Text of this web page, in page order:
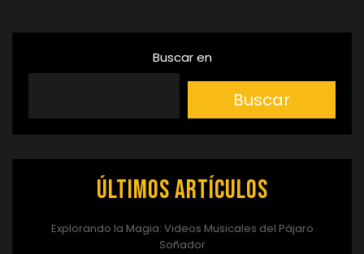
Buscar en
Buscar
Últimos artículos
Explorando la Magia: Videos Musicales del Pájaro
Soñador